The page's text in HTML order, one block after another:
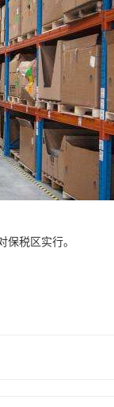
税区实行。